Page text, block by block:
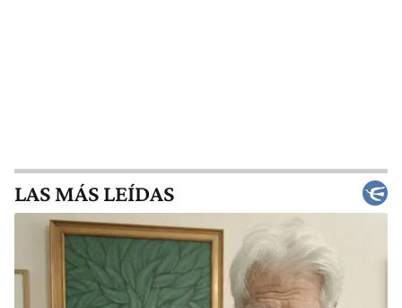
LAS MÁS LEÍDAS